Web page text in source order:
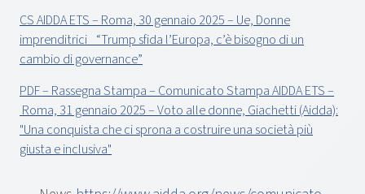
CS AIDDA ETS – Roma, 30 gennaio 2025 – Ue, Donne
imprenditrici_ “Trump sfida l’Europa, c’è bisogno di un
cambio di governance”
PDF – Rassegna Stampa – Comunicato Stampa AIDDA ETS –
Roma, 31 gennaio 2025 – Voto alle donne, Giachetti (Aidda):
"Una conquista che ci sprona a costruire una società più
giusta e inclusiva"